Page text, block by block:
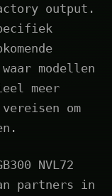
output.
modellen
meer
om
NVL72
partners in